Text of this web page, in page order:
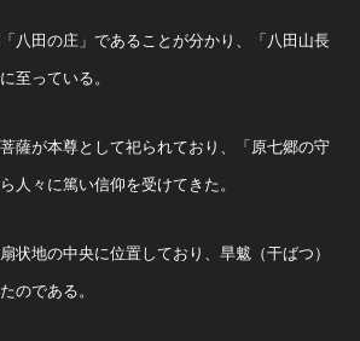
八田の庄」であることが分かり、「八田山長
至っている。
薩が本尊として祀られており、「原七郷の守
人々に篤い信仰を受けてきた。
状地の中央に位置しており、旱魃（干ばつ）
のである。